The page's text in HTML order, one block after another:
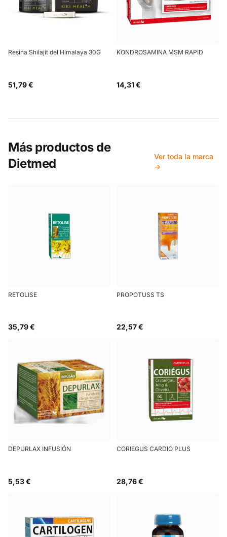
Resina Shilajit del Himalaya 30G
51,79 €
KONDROSAMINA MSM RAPID
14,31 €
Más productos de
Dietmed
Ver toda la marca
→
RETOLISE
35,79 €
PROPOTUSS TS
22,57 €
DEPURLAX INFUSIÓN
5,53 €
CORIEGUS CARDIO PLUS
28,76 €